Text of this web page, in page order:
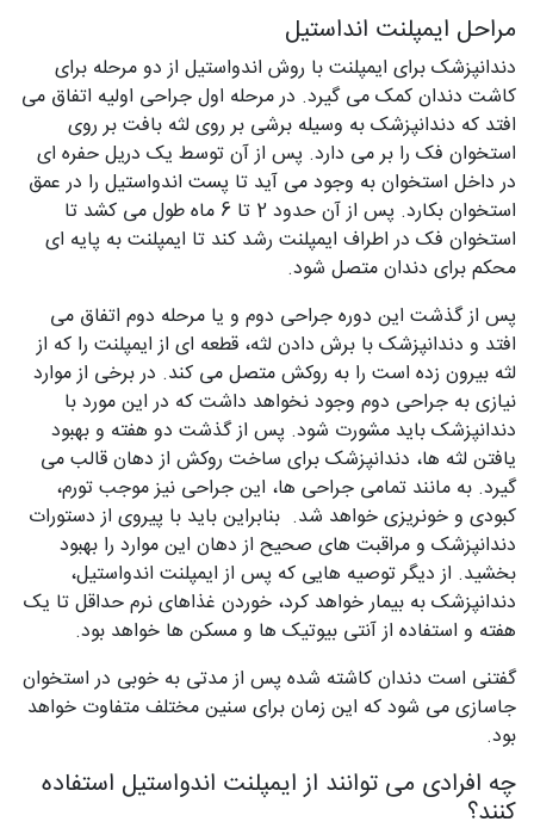
مراحل ایمپلنت انداستیل
دندانپزشک برای ایمپلنت با روش اندواستیل از دو مرحله برای
کاشت دندان کمک می‌ گیرد. در مرحله اول جراحی اولیه اتفاق می‌
افتد که دندانپزشک به وسیله برشی بر روی لثه بافت بر روی
استخوان فک را بر می‌ دارد. پس از آن توسط یک دریل حفره‌ ای
در داخل استخوان به وجود می‌ آید تا پست اندواستیل را در عمق
استخوان بکارد. پس از آن حدود 2 تا 6 ماه طول می‌ کشد تا
استخوان فک در اطراف ایمپلنت رشد کند تا ایمپلنت به پایه‌ ای
محکم برای دندان متصل شود.
پس از گذشت این دوره جراحی دوم و یا مرحله دوم اتفاق می‌
افتد و دندانپزشک با برش دادن لثه، قطعه‌ ای از ایمپلنت را که از
لثه بیرون زده است را به روکش متصل می‌ کند. در برخی از موارد
نیازی به جراحی دوم وجود نخواهد داشت که در این مورد با
دندانپزشک باید مشورت شود. پس از گذشت دو هفته و بهبود
یافتن لثه‌ ها، دندانپزشک برای ساخت روکش از دهان قالب می‌
گیرد. به مانند تمامی جراحی‌ ها، این جراحی نیز موجب تورم،
کبودی و خونریزی خواهد شد. بنابراین باید با پیروی از دستورات
دندانپزشک و مراقبت‌ های صحیح از دهان این موارد را بهبود
بخشید. از دیگر توصیه‌ هایی که پس از ایمپلنت اندواستیل،
دندانپزشک به بیمار خواهد کرد، خوردن غذاهای نرم حداقل تا یک
هفته و استفاده از آنتی بیوتیک‌ ها و مسکن‌ ها خواهد بود.
گفتنی است دندان کاشته شده پس از مدتی به خوبی در استخوان
جاسازی می‌ شود که این زمان برای سنین مختلف متفاوت خواهد
بود.
چه افرادی می ‌توانند از ایمپلنت اندواستیل استفاده
کنند؟